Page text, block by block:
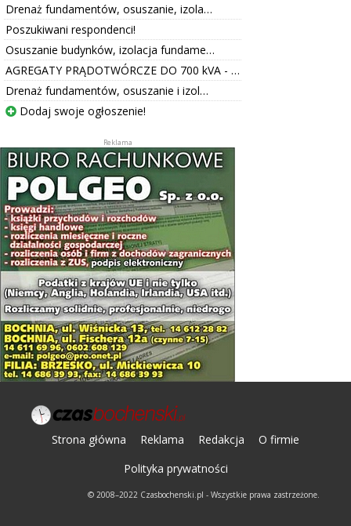
Drenaż fundamentów, osuszanie, izola…
Poszukiwani respondenci!
Osuszanie budynków, izolacja fundame…
AGREGATY PRĄDOTWÓRCZE DO 700 kVA - …
Drenaż fundamentów, osuszanie i izol…
Dodaj swoje ogłoszenie!
Strona główna Reklama Redakcja
O firmie
Polityka prywatności
© 2008–2022 Czasbochenski.pl - Wszystkie prawa zastrzeżone.